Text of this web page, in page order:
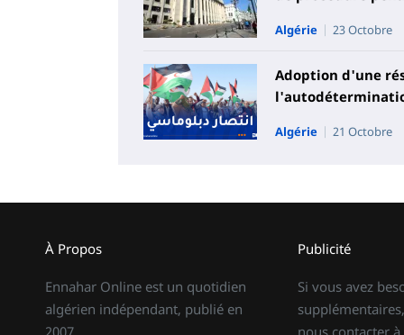
Algérie 23 Octobre
Adoption d'une
Algérie 21 Octobre
À Propos
Ennahar Online est un quotidien
algérien indépendant, publié en
2007.
Publicité
Si vous avez
nous contacter à